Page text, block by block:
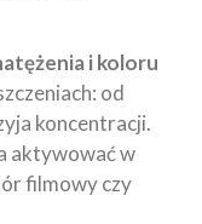
i koloru
od
koncentracji.
aktywować w
filmowy czy